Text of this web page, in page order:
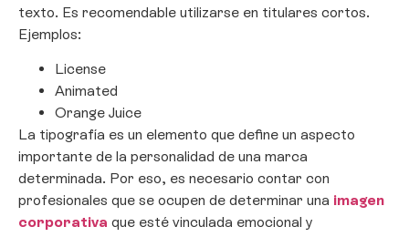
texto. Es recomendable utilizarse en titulares cortos.
Ejemplos:
License
Animated
Orange Juice
La tipografía es un elemento que define un aspecto
importante de la personalidad de una marca
determinada. Por eso, es necesario contar con
profesionales que se ocupen de determinar una imagen
corporativa que esté vinculada emocional y